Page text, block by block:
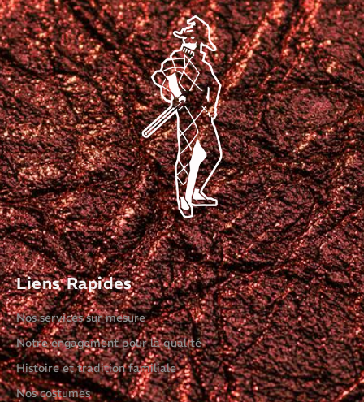
Liens Rapides
Nos services sur mesure
Notre engagement pour la qualité
Histoire et tradition familiale
Nos costumes